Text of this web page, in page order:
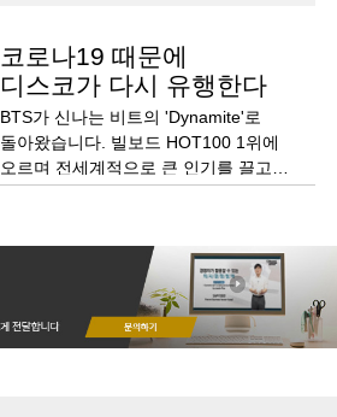
코로나19 때문에
디스코가 다시 유행한다
BTS가 신나는 비트의 'Dynamite'로
돌아왔습니다. 빌보드 HOT100 1위에
오르며 전세계적으로 큰 인기를 끌고